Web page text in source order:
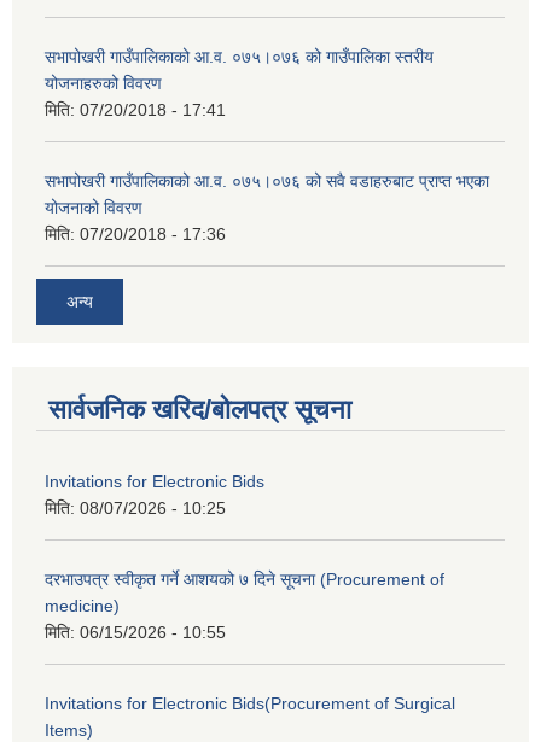
सभापोखरी गाउँपालिकाको आ.व. ०७५।०७६ को गाउँपालिका स्तरीय
योजनाहरुको विवरण
मिति: 07/20/2018 - 17:41
सभापोखरी गाउँपालिकाको आ.व. ०७५।०७६ को सवै वडाहरुबाट प्राप्त भएका
योजनाको विवरण
मिति: 07/20/2018 - 17:36
अन्य
सार्वजनिक खरिद/बोलपत्र सूचना
Invitations for Electronic Bids
मिति: 08/07/2026 - 10:25
दरभाउपत्र स्वीकृत गर्ने आशयको ७ दिने सूचना (Procurement of
medicine)
मिति: 06/15/2026 - 10:55
Invitations for Electronic Bids(Procurement of Surgical
Items)